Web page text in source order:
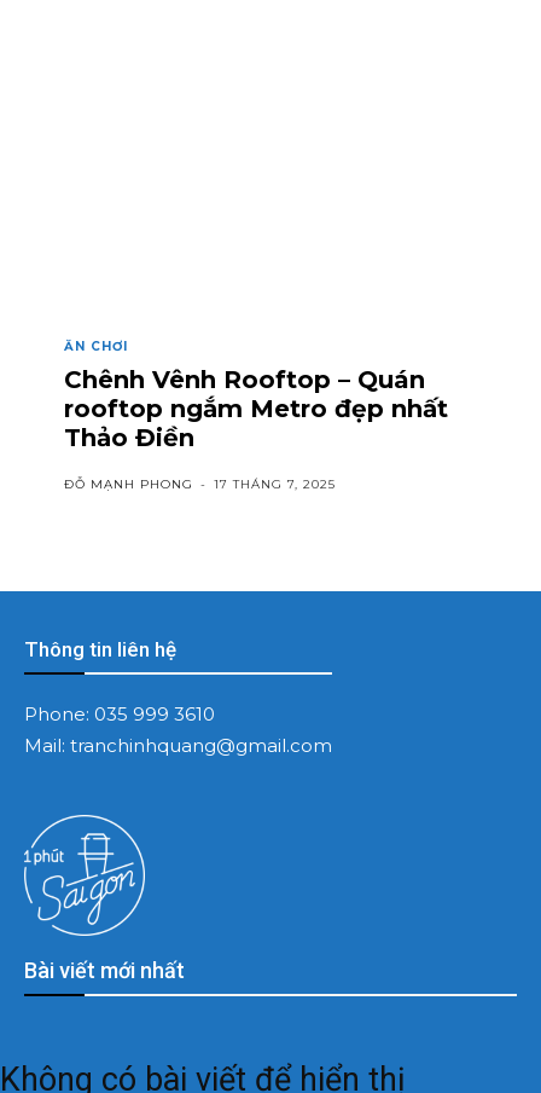
ĂN CHƠI
Chênh Vênh Rooftop – Quán
rooftop ngắm Metro đẹp nhất
Thảo Điền
ĐỖ MẠNH PHONG - 17 THÁNG 7, 2025
Bài viết mới nhất
Không có bài viết để hiển thị
Thông tin liên hệ
Phone: 035 999 3610
Mail: tranchinhquang@gmail.com